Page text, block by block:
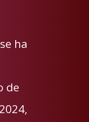
ha
de